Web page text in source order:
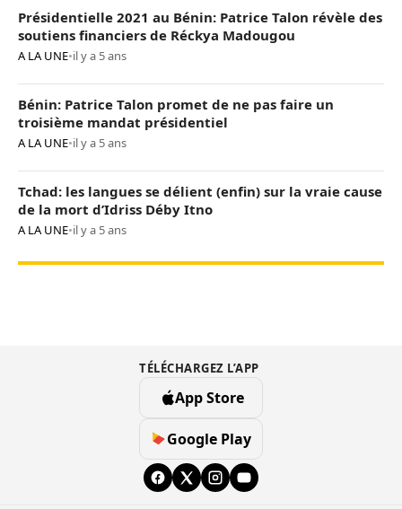
Présidentielle 2021 au Bénin: Patrice Talon révèle des
soutiens financiers de Réckya Madougou
A LA UNE•il y a 5 ans
Bénin: Patrice Talon promet de ne pas faire un
troisième mandat présidentiel
A LA UNE•il y a 5 ans
Tchad: les langues se délient (enfin) sur la vraie cause
de la mort d’Idriss Déby Itno
A LA UNE•il y a 5 ans
TÉLÉCHARGEZ L’APP
App Store
Google Play